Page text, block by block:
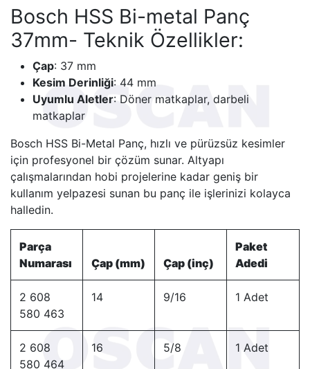
Bosch HSS Bi-metal Panç
37mm- Teknik Özellikler:
Çap: 37 mm
Kesim Derinliği: 44 mm
Uyumlu Aletler: Döner matkaplar, darbeli
matkaplar
Bosch HSS Bi-Metal Panç, hızlı ve pürüzsüz kesimler
için profesyonel bir çözüm sunar. Altyapı
çalışmalarından hobi projelerine kadar geniş bir
kullanım yelpazesi sunan bu panç ile işlerinizi kolayca
halledin.
Parça
Numarası
Çap (mm) Çap (inç)
Paket
Adedi
2 608
580 463
14 9/16 1 Adet
2 608
580 464
16 5/8 1 Adet